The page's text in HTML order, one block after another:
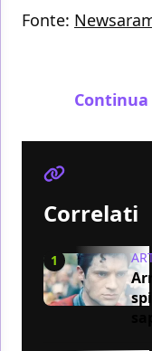
Fonte:
Continua
Correlati
1